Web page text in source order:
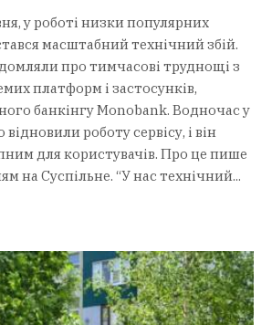
у роботі низки популярних
масштабний технічний збій.
про тимчасові труднощі з
платформ і застосунків,
банкінгу Monobank. Водночас у
роботу сервісу, і він
для користувачів. Про це пише
на Суспільне. “У нас технічний...